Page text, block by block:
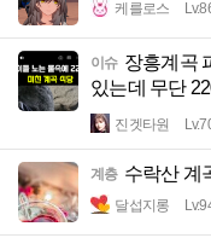
케를로스
이슈 장흥계곡
있는데 무단
진겟타원
계층 수락산 계
달섭지롱